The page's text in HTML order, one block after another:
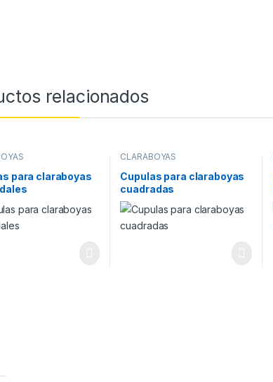
relacionados
para claraboyas
CLARABOYAS
Cupulas para claraboyas
cuadradas